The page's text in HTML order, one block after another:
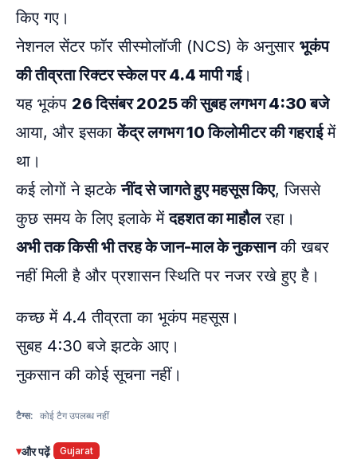
किए गए।
नेशनल सेंटर फॉर सीस्मोलॉजी (NCS) के अनुसार भूकंप
की तीव्रता रिक्टर स्केल पर 4.4 मापी गई।
यह भूकंप 26 दिसंबर 2025 की सुबह लगभग 4:30 बजे
आया, और इसकाकेंद्र लगभग 10 किलोमीटर की गहराईमें
था।
कई लोगों ने झटकेनींद से जागते हुए महसूस किए, जिससे
कुछ समय के लिए इलाके मेंदहशत का माहौलरहा।
अभी तक किसी भी तरह के जान-माल के नुकसानकी खबर
नहीं मिली है और प्रशासन स्थिति पर नजर रखे हुए है।
कच्छ में 4.4 तीव्रता का भूकंप महसूस।
सुबह 4:30 बजे झटके आए।
नुकसान की कोई सूचना नहीं।
टैग्स: कोई टैग उपलब्ध नहीं
▾और पढ़ें Gujarat